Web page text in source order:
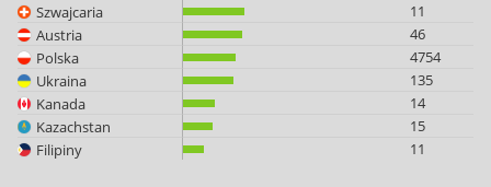
Szwajcaria
11
Austria
46
Polska
4754
Ukraina
135
Kanada
14
Kazachstan
15
Filipiny
11